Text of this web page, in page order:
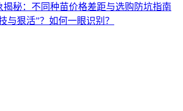
秘：不同种苗价格差距与选购防坑指南
与狠活”？如何一眼识别？